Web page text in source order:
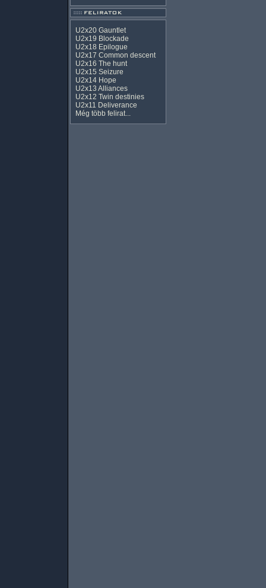
U2x20 Gauntlet
U2x19 Blockade
U2x18 Epilogue
U2x17 Common descent
U2x16 The hunt
U2x15 Seizure
U2x14 Hope
U2x13 Alliances
U2x12 Twin destinies
U2x11 Deliverance
Még több felirat...